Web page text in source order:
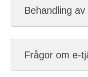
Behandling
Frågor om e-